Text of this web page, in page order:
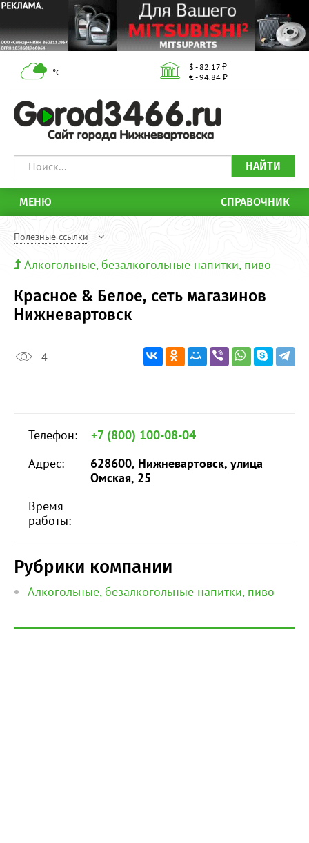
°С
$ - 82.17 ₽
€ - 94.84 ₽
НАЙТИ
МЕНЮ СПРАВОЧНИК
Полезные ссылки
Алкогольные, безалкогольные напитки, пиво
Красное & Белое, сеть магазинов
Нижневартовск
4
Телефон:
+7 (800) 100-08-04
Адрес:
628600, Нижневартовск, улица
Омская, 25
Время
работы:
Рубрики компании
Алкогольные, безалкогольные напитки, пиво